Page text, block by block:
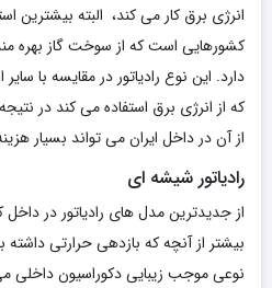
انرژی برق کار می کند، البته بیشترین
کشورهایی است که از سوخت گاز بهره مند
دارد. این نوع رادیاتور در مقایسه با سایر
که از انرژی برق استفاده می کند در
از آن در داخل ایران می تواند بسیار
رادیاتور شیشه ای
از جدیدترین مدل های رادیاتور در
بیشتر از آنچه که بازدهی حرارتی داشته
نوعی موجب زیبایی دکوراسیون داخلی